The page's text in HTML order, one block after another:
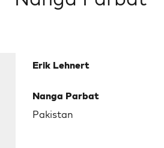
Erik Lehnert
Nanga Parbat
Pakistan